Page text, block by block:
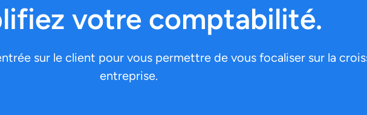
votre comptabilité.
sur le client pour vous permettre de vous focaliser sur la
entreprise.